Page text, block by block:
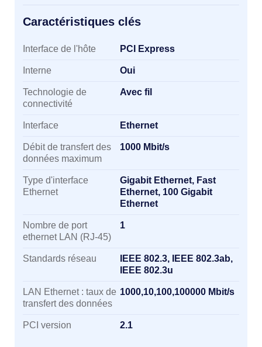
Caractéristiques clés
Caractéristiques clés
Interface de l'hôte PCI Express
Interne Oui
Technologie de
connectivité
Avec fil
Interface Ethernet
Débit de transfert des
données maximum
1000 Mbit/s
Type d'interface
Ethernet
Gigabit Ethernet, Fast
Ethernet, 100 Gigabit
Ethernet
Nombre de port
ethernet LAN (RJ-45)
1
Standards réseau
IEEE 802.3, IEEE 802.3ab,
IEEE 802.3u
LAN Ethernet : taux de
transfert des données
1000,10,100,100000 Mbit/s
PCI version 2.1